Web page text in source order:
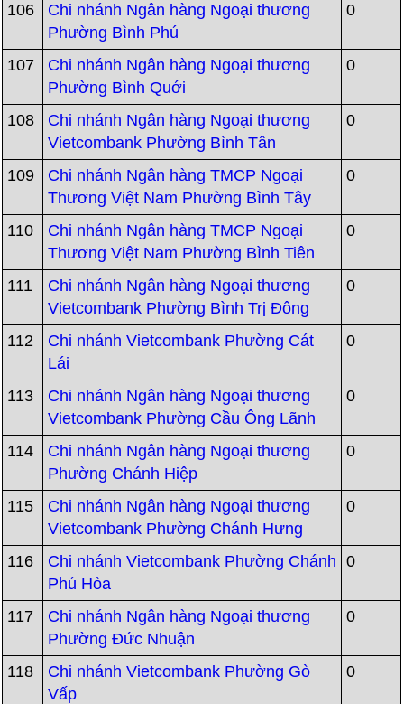
106
Chi nhánh Ngân hàng Ngoại thương
Phường Bình Phú
0
107
Chi nhánh Ngân hàng Ngoại thương
Phường Bình Quới
0
108
Chi nhánh Ngân hàng Ngoại thương
Vietcombank Phường Bình Tân
0
109
Chi nhánh Ngân hàng TMCP Ngoại
Thương Việt Nam Phường Bình Tây
0
110
Chi nhánh Ngân hàng TMCP Ngoại
Thương Việt Nam Phường Bình Tiên
0
111
Chi nhánh Ngân hàng Ngoại thương
Vietcombank Phường Bình Trị Đông
0
112
Chi nhánh Vietcombank Phường Cát
Lái
0
113
Chi nhánh Ngân hàng Ngoại thương
Vietcombank Phường Cầu Ông Lãnh
0
114
Chi nhánh Ngân hàng Ngoại thương
Phường Chánh Hiệp
0
115
Chi nhánh Ngân hàng Ngoại thương
Vietcombank Phường Chánh Hưng
0
116
Chi nhánh Vietcombank Phường Chánh
Phú Hòa
0
117
Chi nhánh Ngân hàng Ngoại thương
Phường Đức Nhuận
0
118
Chi nhánh Vietcombank Phường Gò
Vấp
0